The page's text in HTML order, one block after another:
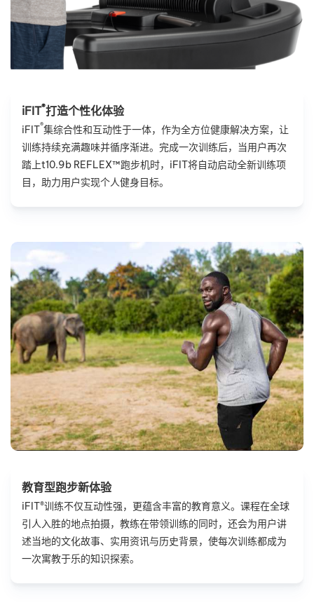
iFIT®打造个性化体验
iFIT®集综合性和互动性于一体，作为全方位健康解决方案，让
训练持续充满趣味并循序渐进。完成一次训练后，当用户再次
踏上t10.9b REFLEX™跑步机时，iFIT将自动启动全新训练项
目，助力用户实现个人健身目标。
教育型跑步新体验
iFIT®训练不仅互动性强，更蕴含丰富的教育意义。课程在全球
引人入胜的地点拍摄，教练在带领训练的同时，还会为用户讲
述当地的文化故事、实用资讯与历史背景，使每次训练都成为
一次寓教于乐的知识探索。